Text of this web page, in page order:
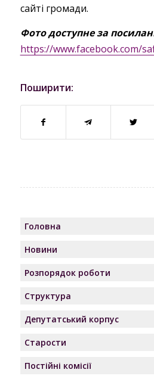
сайті громади.
Фото доступне за
https://www.facebook.com/
Поширити:
Головна
Новини
Розпорядок роботи
Структура
Депутатський корпус
Старости
Постійні комісії